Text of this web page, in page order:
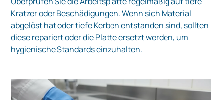
Kratzer oder Beschädigungen. Wenn sich Material
abgelöst hat oder tiefe Kerben entstanden sind, sollten
diese repariert oder die Platte ersetzt werden, um
hygienische Standards einzuhalten.